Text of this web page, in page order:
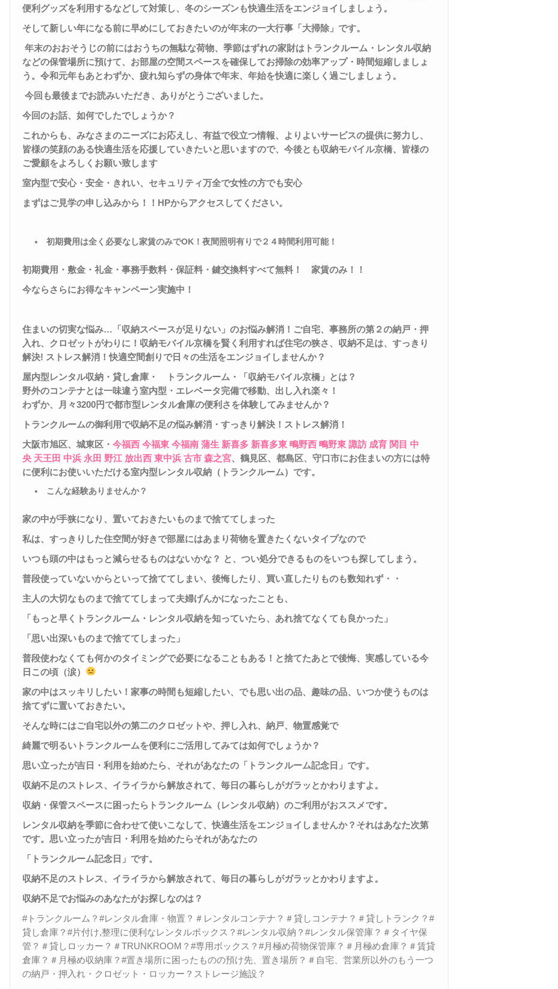
便利グッズを利用するなどして対策し、冬のシーズンも快適生活をエンジョイしましょう。
そして新しい年になる前に早めにしておきたいのが年末の一大行事「大掃除」です。
年末のおおそうじの前にはおうちの無駄な荷物、季節はずれの家財はトランクルーム・レンタル収納
などの保管場所に預けて、お部屋の空間スペースを確保してお掃除の効率アップ・時間短縮しましょ
う。令和元年もあとわずか、疲れ知らずの身体で年末、年始を快適に楽しく過ごしましょう。
今回も最後までお読みいただき、ありがとうございました。
今回のお話、如何でしたでしょうか？
これからも、みなさまのニーズにお応えし、有益で役立つ情報、よりよいサービスの提供に努力し、
皆様の笑顔のある快適生活を応援していきたいと思いますので、今後とも収納モバイル京橋、 皆様の
ご愛顧をよろしくお願い致します
室内型で安心・安全・きれい、セキュリティ万全で女性の方でも安心
まずはご見学の申し込みから！！ HPからアクセスしてください。
初期費用は全く必要なし家賃のみでOK ！夜間照明有りで２４時間利用可能！
初期費用・敷金・礼金・事務手数料・保証料・鍵交換料すべて無料！ 家賃のみ！！
今ならさらにお得なキャンペーン実施中！
住まいの切実な悩み… 「収納スペースが足りない」のお悩み解消！ ご自宅、事務所の第２の納戸・押
入れ、クロゼットがわりに！収納モバイル京橋を賢く利用すれば住宅の狭さ、収納不足は、すっきり
解決! ストレス解消！快適空間創りで日々の生活をエンジョイしませんか？
屋内型レンタル収納・貸し倉庫・
トランクルーム・「収納モバイル京橋」とは？
野外のコンテナとは一味違う室内型・エレベータ完備で移動、出し入れ楽々！
わずか、月々3200円で都市型レンタル倉庫の便利さを体験してみませんか？
トランクルームの御利用で収納不足の悩み解消・すっきり解決！ストレス解消！
大阪市旭区、城東区・今福西 今福東 今福南 蒲生 新喜多 新喜多東 鴫野西 鴫野東 諏訪 成育 関目 中
央 天王田 中浜 永田 野江 放出西 東中浜 古市 森之宮、鶴見区、都島区、守口市にお住まいの方には特
に便利にお使いいただける室内型レンタル収納（トランクルーム）です。
こんな経験ありませんか？
家の中が手狭になり、置いておきたいものまで捨ててしまった
私は、すっきりした住空間が好きで部屋にはあまり荷物を置きたくないタイプなので
いつも頭の中はもっと減らせるものはないかな？ と、つい処分できるものをいつも探してしまう。
普段使っていないからといって捨ててしまい、後悔したり、買い直したりものも数知れず・・
主人の大切なものまで捨ててしまって夫婦げんかになったことも、
「もっと早くトランクルーム・レンタル収納を知っていたら、あれ捨てなくても良かった」
「思い出深いものまで捨ててしまった」
普段使わなくても何かのタイミングで必要になることもある！と捨てたあとで後悔、実感している今
日この頃（涙）
家の中はスッキリ したい！家事の時間も短縮したい、でも思い出の品、趣味の品、いつか使うものは
捨てずに置いておきたい。
そんな時にはご自宅以外の第二のクロゼットや、押し入れ、納戸、物置感覚で
綺麗で明るいトランクルームを便利にご活用してみては如何でしょうか？
思い立ったが吉日・利用を始めたら、それがあなたの「トランクルーム記念日」です。
収納不足のストレス、イライラから解放されて、毎日の暮らしがガラッとかわりますよ。
収納・保管スペースに困ったらトランクルーム（レンタル収納）のご利用がおススメです。
レンタル収納を季節に合わせて使いこなして、快適生活をエンジョイしませんか？それはあなた次第
です。思い立ったが吉日・利用を始めたらそれがあなたの
「トランクルーム記念日」です。
収納不足のストレス、イライラから解放されて、毎日の暮らしがガラッとかわりますよ。
収納不足でお悩みのあなたがお探しなのは？
#トランクルーム？#レンタル倉庫・物置？＃レンタルコンテナ？＃貸しコンテナ？＃貸しトランク？#
貸し倉庫？#片付け,整理に便利なレンタルボックス？#レンタル収納？#レンタル保管庫？＃タイヤ保
管？＃貸しロッカー？＃TRUNKROOM？#専用ボックス？#月極め荷物保管庫？＃月極め倉庫？＃賃貸
倉庫？＃月極め収納庫？#置き場所に困ったものの預け先、置き場所？＃自宅、営業所以外のもう一つ
の納戸・押入れ・クロゼット・ロッカー？ストレージ施設？